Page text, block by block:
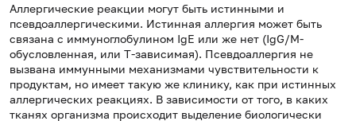
Аллергические реакции могут быть истинными и
псевдоаллергическими. Истинная аллергия может быть
связана с иммуноглобулином IgE или же нет (IgG/M-
обусловленная, или T-зависимая). Псевдоаллергия не
вызвана иммунными механизмами чувствительности к
продуктам, но имеет такую же клинику, как при истинных
аллергических реакциях. В зависимости от того, в каких
тканях организма происходит выделение биологически